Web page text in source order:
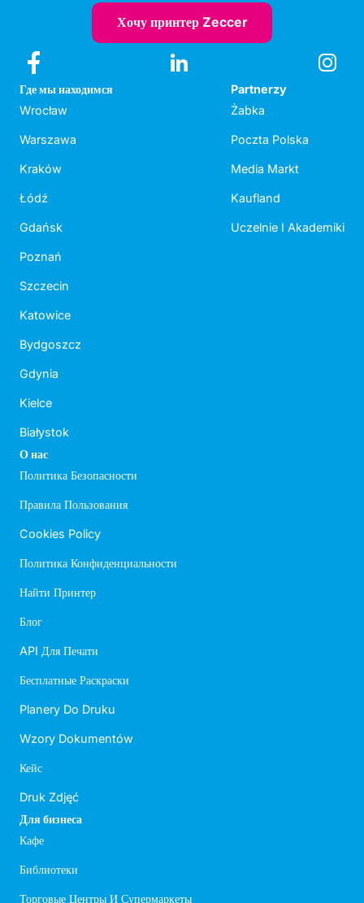
Хочу принтер Zeccer
Где мы находимся
Wrocław
Warszawa
Kraków
Łódź
Gdańsk
Poznań
Szczecin
Katowice
Bydgoszcz
Gdynia
Kielce
Białystok
Partnerzy
Żabka
Poczta Polska
Media Markt
Kaufland
Uczelnie I Akademiki
О нас
Политика Безопасности
Правила Пользования
Cookies Policy
Политика Конфиденциальности
Найти Принтер
Блог
API Для Печати
Бесплатные Раскраски
Planery Do Druku
Wzory Dokumentów
Кейс
Druk Zdjęć
Для бизнеса
Кафе
Библиотеки
Торговые Центры И Супермаркеты